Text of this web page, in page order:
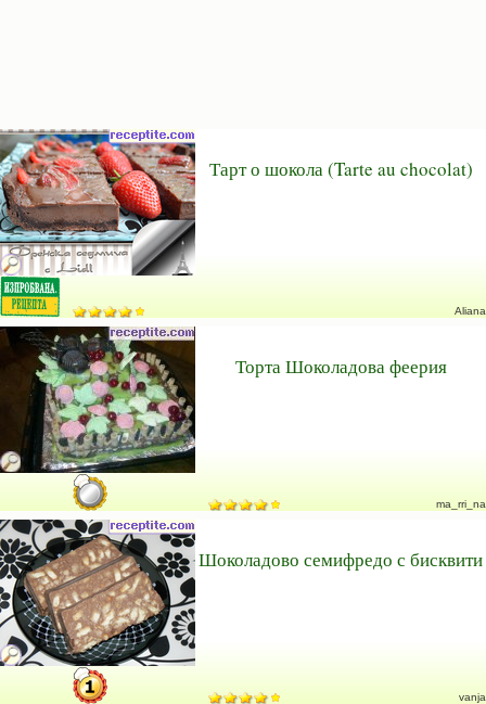
Тарт о шокола (Tarte au chocolat)
Aliana
Торта Шоколадова феерия
ma_rri_na
Шоколадово семифредо с бисквити
vanja